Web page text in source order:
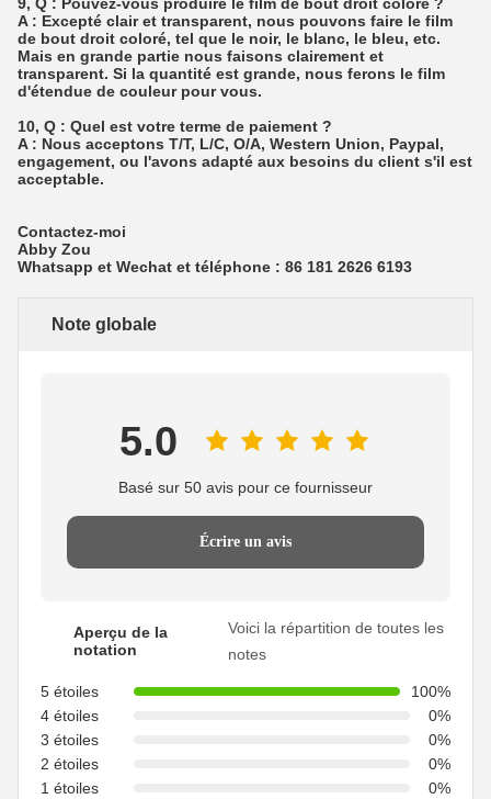
9, Q : Pouvez-vous produire le film de bout droit coloré ?
A : Excepté clair et transparent, nous pouvons faire le film
de bout droit coloré, tel que le noir, le blanc, le bleu, etc.
Mais en grande partie nous faisons clairement et
transparent. Si la quantité est grande, nous ferons le film
d'étendue de couleur pour vous.
10, Q : Quel est votre terme de paiement ?
A : Nous acceptons T/T, L/C, O/A, Western Union, Paypal,
engagement, ou l'avons adapté aux besoins du client s'il est
acceptable.
Contactez-moi
Abby Zou
Whatsapp et Wechat et téléphone : 86 181 2626 6193
Note globale
5.0
Basé sur 50 avis pour ce fournisseur
Écrire un avis
Aperçu de la
notation
Voici la répartition de toutes les
notes
5 étoiles
100%
4 étoiles
0%
3 étoiles
0%
2 étoiles
0%
1 étoiles
0%